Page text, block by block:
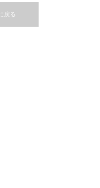
戻る